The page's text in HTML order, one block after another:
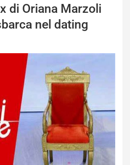
di Oriana Marzoli
nel dating